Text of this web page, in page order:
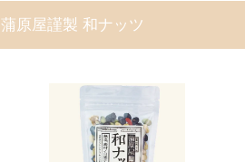
蒲原屋謹製 和ナッツ